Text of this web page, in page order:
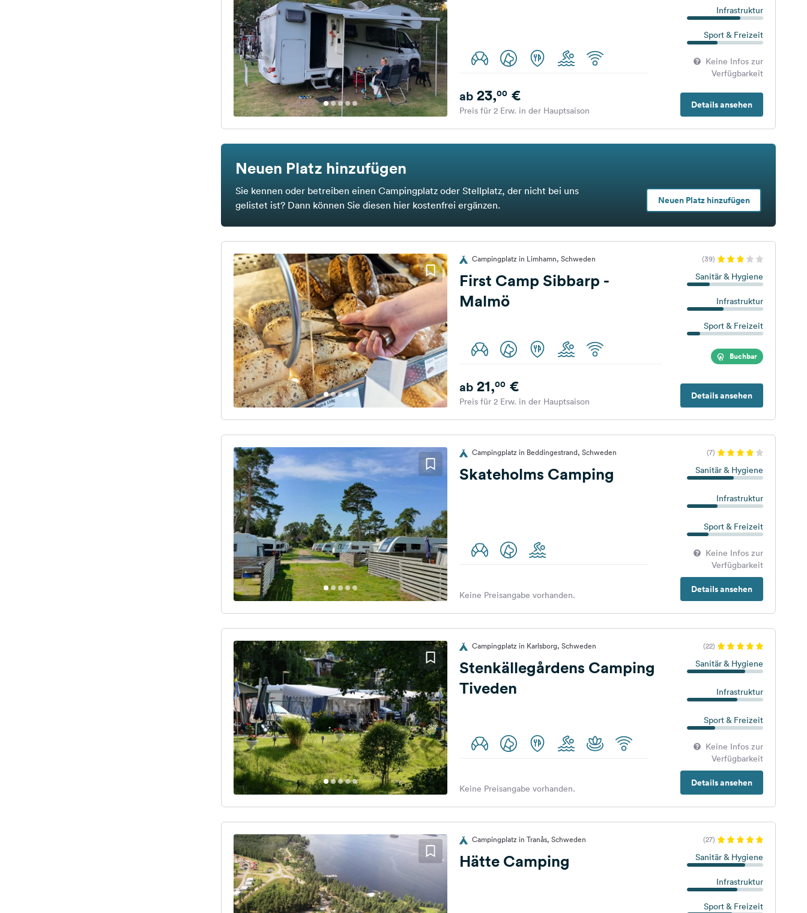
Infrastruktur
Sport & Freizeit
Keine Infos zur
Verfügbarkeit
Details ansehen
ab23,00€
Preis für 2 Erw. in der Hauptsaison
Neuen Platz hinzufügen
Sie kennen oder betreiben einen Campingplatz oder Stellplatz, der nicht bei uns
gelistet ist? Dann können Sie diesen hier kostenfrei ergänzen.
Neuen Platz hinzufügen
Campingplatz in Limhamn, Schweden (39)
First Camp Sibbarp -
Malmö
Sanitär & Hygiene
Infrastruktur
Sport & Freizeit
Buchbar
Details ansehen
ab21,00€
Preis für 2 Erw. in der Hauptsaison
Campingplatz in Beddingestrand, Schweden (7)
Skateholms Camping Sanitär & Hygiene
Infrastruktur
Sport & Freizeit
Keine Infos zur
Verfügbarkeit
Details ansehen
Keine Preisangabe vorhanden.
Campingplatz in Karlsborg, Schweden (22)
Stenkällegårdens Camping
Tiveden
Sanitär & Hygiene
Infrastruktur
Sport & Freizeit
Keine Infos zur
Verfügbarkeit
Details ansehen
Keine Preisangabe vorhanden.
Campingplatz in Tranås, Schweden (27)
Hätte Camping Sanitär & Hygiene
Infrastruktur
Sport & Freizeit